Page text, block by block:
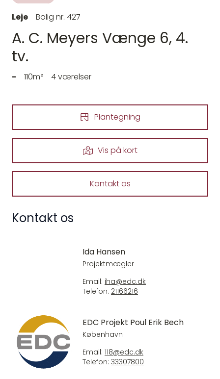
Leje Bolig nr. 427
A. C. Meyers Vænge 6, 4.
tv.
- 110m² 4 værelser
Plantegning
Vis på kort
Kontakt os
Kontakt os
Ida Hansen
Projektmægler
Email: iha@edc.dk
Telefon: 21166216
EDC Projekt Poul Erik Bech
København
Email: 118@edc.dk
Telefon: 33307800